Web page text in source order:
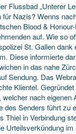
Flussbad „Unterer
Nazis? Wenns
Blood &
auf. Wie so
St. Gallen
Diese informierte
in das nahe
Sendung. Das
Klientel. Gegründet
nach eigenen
des Senders führt zu
Thiel in Verbindung
Urteilsverkündung